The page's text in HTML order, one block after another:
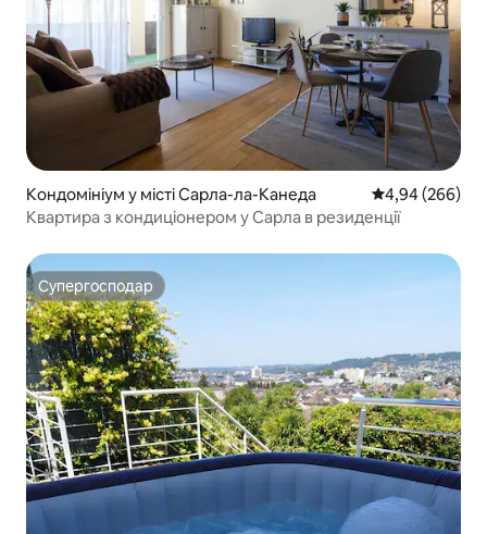
Кондомініум у місті Сарла-ла-Канеда Середня
4,94 (266)
Квартира з кондиціонером у Сарла в резиденції
Супергосподар
Супергосподар